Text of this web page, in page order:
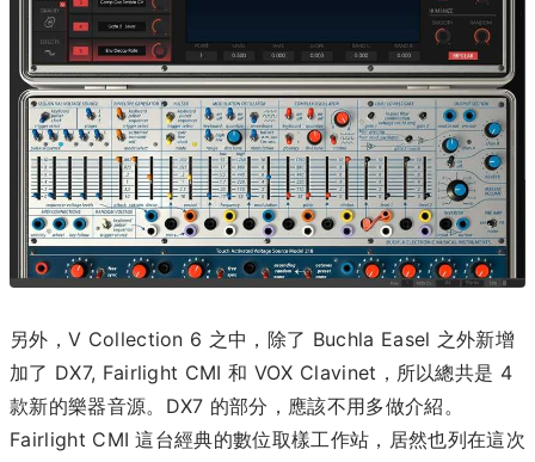
另外，V Collection 6 之中，除了 Buchla Easel 之外新增
加了 DX7, Fairlight CMI 和 VOX Clavinet，所以總共是 4
款新的樂器音源。DX7 的部分，應該不用多做介紹。
Fairlight CMI 這台經典的數位取樣工作站，居然也列在這次